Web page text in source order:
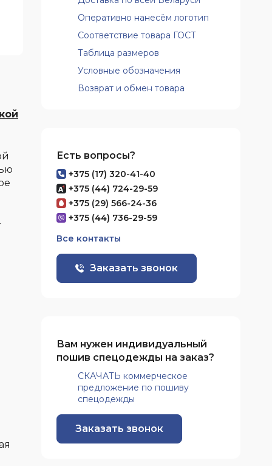
Оперативно нанесём логотип
Соответствие товара ГОСТ
Таблица размеров
Условные обозначения
Возврат и обмен товара
Есть вопросы?
+375 (17) 320-41-40
+375 (44) 724-29-59
+375 (29) 566-24-36
+375 (44) 736-29-59
Все контакты
Заказать звонок
Вам нужен индивидуальный
пошив спецодежды на заказ?
СКАЧАТЬ коммерческое
предложение по пошиву
спецодежды
Заказать звонок